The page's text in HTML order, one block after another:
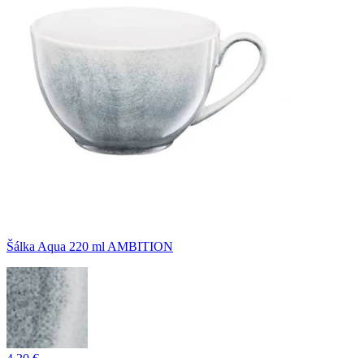
Šálka Aqua 220 ml AMBITION